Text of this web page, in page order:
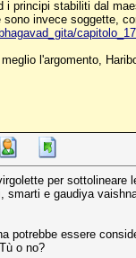
i principi stabiliti dal
invece soggette,
l'argomento,
per sottolineare
smarti e gaudiya
potrebbe essere
o no?